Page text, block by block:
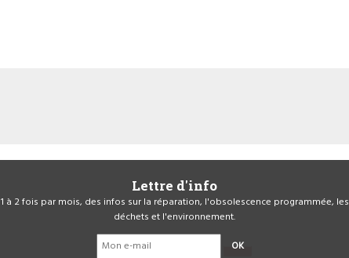
Lettre d'info
1 à 2 fois par mois, des infos sur la réparation, l'obsolescence programmée, les
déchets et l'environnement.
OK